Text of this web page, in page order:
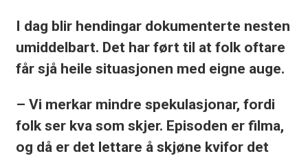
I dag blir hendingar dokumenterte nesten
umiddelbart. Det har ført til at folk oftare
får sjå heile situasjonen med eigne auge.
– Vi merkar mindre spekulasjonar, fordi
folk ser kva som skjer. Episoden er filma,
og då er det lettare å skjøne kvifor det